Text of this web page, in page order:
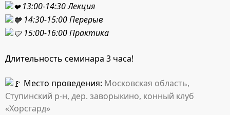
13:00-14:30 Лекция
14:30-15:00 Перерыв
15:00-16:00 Практика
Длительность семинара 3 часа!
Место проведения: Московская область,
Ступинский р-н, дер. заворыкино, конный клуб
«Хорсгард»